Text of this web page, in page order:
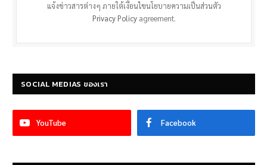
แจ้งข่าวสารต่างๆ ภายใต้เงื่อนไขนโยบายความเป็นส่วนตัว
Privacy Policyagreement.
SOCIAL MEDIAS ของเรา
YouTube Facebook